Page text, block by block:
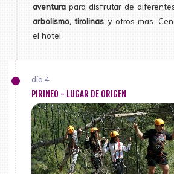
aventura para disfrutar de
arbolismo, tirolinas y otros mas.
el hotel.
día 4
PIRINEO - LUGAR DE ORIGEN